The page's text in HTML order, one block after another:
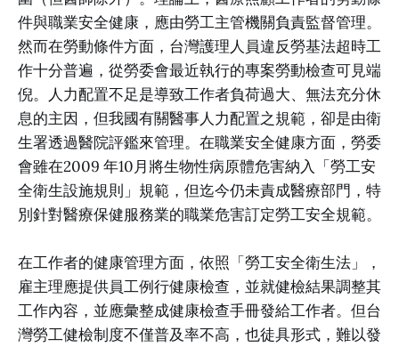
件與職業安全健康，應由勞工主管機關負責監督管理。
然而在勞動條件方面，台灣護理人員違反勞基法超時工
作十分普遍，從勞委會最近執行的專案勞動檢查可見端
倪。人力配置不足是導致工作者負荷過大、無法充分休
息的主因，但我國有關醫事人力配置之規範，卻是由衛
生署透過醫院評鑑來管理。在職業安全健康方面，勞委
會雖在2009 年10月將生物性病原體危害納入「勞工安
全衛生設施規則」規範，但迄今仍未責成醫療部門，特
別針對醫療保健服務業的職業危害訂定勞工安全規範。
在工作者的健康管理方面，依照「勞工安全衛生法」，
雇主理應提供員工例行健康檢查，並就健檢結果調整其
工作內容，並應彙整成健康檢查手冊發給工作者。但台
灣勞工健檢制度不僅普及率不高，也徒具形式，難以發